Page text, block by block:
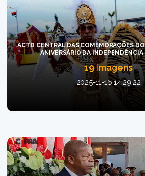
ACTO CENTRAL DAS COMEMORAÇÕES
ANIVERSÁRIO DA
19 Imagens
2025-11-16 14:29:22